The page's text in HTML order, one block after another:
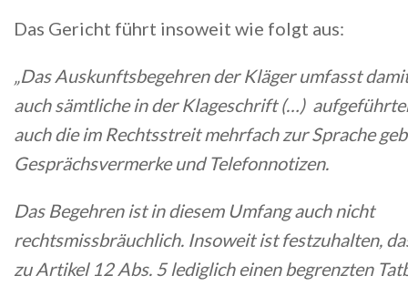
Das Gericht führt insoweit wie folgt aus:
„Das Auskunftsbegehren der Kläger umfasst
auch sämtliche in der Klageschrift (…)
auch die im Rechtsstreit mehrfach zur Sprache
Gesprächsvermerke und Telefonnotizen.
Das Begehren ist in diesem Umfang auch nicht
rechtsmissbräuchlich. Insoweit ist festzuhalten,
zu Artikel 12 Abs. 5 lediglich einen begrenzten